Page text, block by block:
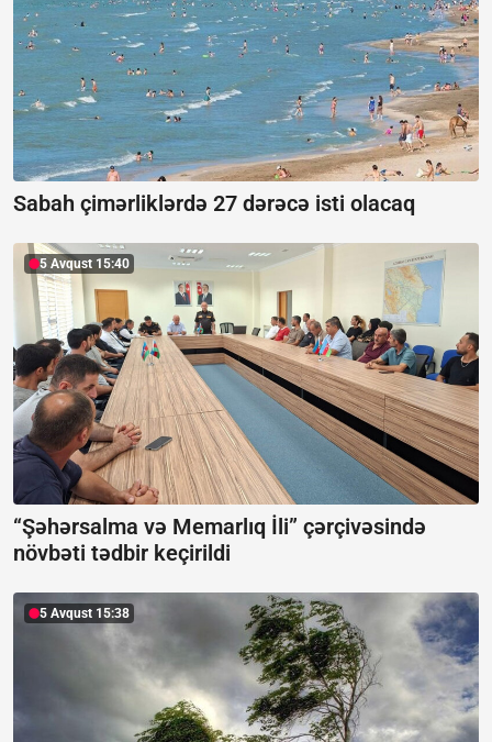
Sabah çimərliklərdə 27 dərəcə isti olacaq
5 Avqust 15:40
“Şəhərsalma və Memarlıq İli” çərçivəsində
növbəti tədbir keçirildi
5 Avqust 15:38